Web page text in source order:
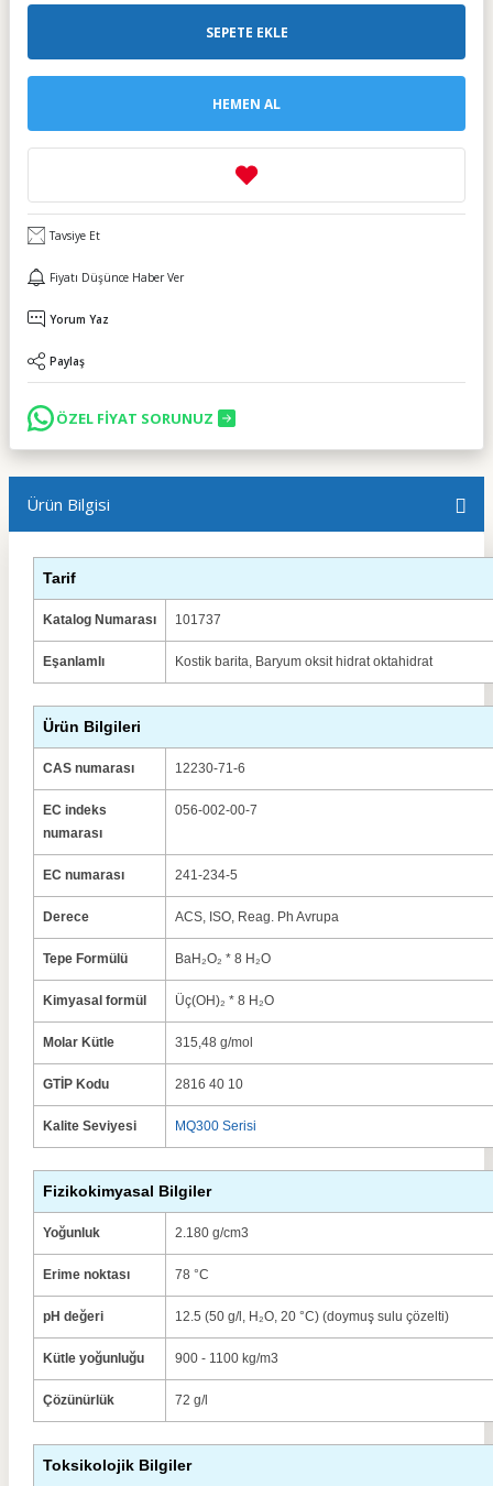
SEPETE EKLE
HEMEN AL
Tavsiye Et
Fiyatı Düşünce Haber Ver
Yorum Yaz
Paylaş
ÖZEL FİYAT SORUNUZ
Ürün Bilgisi
Tarif
Katalog Numarası 101737
Eşanlamlı Kostik barita, Baryum oksit hidrat oktahidrat
Ürün Bilgileri
CAS numarası 12230-71-6
EC indeks
numarası
056-002-00-7
EC numarası 241-234-5
Derece ACS, ISO, Reag. Ph Avrupa
Tepe Formülü BaH₂O₂ * 8 H₂O
Kimyasal formül Üç(OH)₂ * 8 H₂O
Molar Kütle 315,48 g/mol
GTİP Kodu 2816 40 10
Kalite Seviyesi MQ300 Serisi
Fizikokimyasal Bilgiler
Yoğunluk 2.180 g/cm3
Erime noktası 78 °C
pH değeri 12.5 (50 g/l, H₂O, 20 °C) (doymuş sulu çözelti)
Kütle yoğunluğu 900 - 1100 kg/m3
Çözünürlük 72 g/l
Toksikolojik Bilgiler